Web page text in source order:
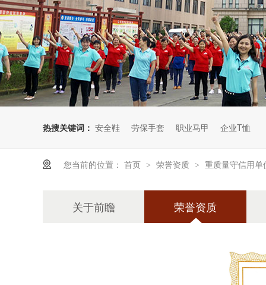
热搜关键词： 安全鞋 劳保手套 职业马甲 企业T恤
您当前的位置： 首页 > 荣誉资质 > 重质量守信用
关于前瞻 荣誉资质